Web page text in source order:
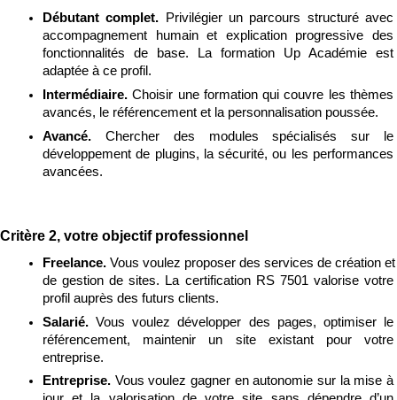
Débutant complet.
Privilégier un parcours structuré avec
accompagnement humain et explication progressive des
fonctionnalités de base. La formation Up Académie est
adaptée à ce profil.
Intermédiaire. Choisir une formation qui couvre les thèmes
avancés, le référencement et la personnalisation poussée.
Avancé. Chercher des modules spécialisés sur le
développement de plugins, la sécurité, ou les performances
avancées.
Critère 2, votre objectif professionnel
Freelance. Vous voulez proposer des services de création et
de gestion de sites. La certification RS 7501 valorise votre
profil auprès des futurs clients.
Salarié. Vous voulez développer des pages, optimiser le
référencement, maintenir un site existant pour votre
entreprise.
Entreprise. Vous voulez gagner en autonomie sur la mise à